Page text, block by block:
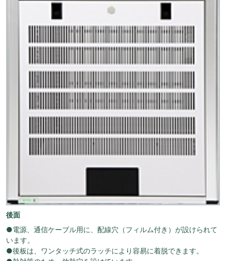
後面
●電源、通信ケーブル用に、配線穴（フィルム付き）が設けられて
います。
●後板は、ワンタッチ式のラッチにより容易に着脱できます。